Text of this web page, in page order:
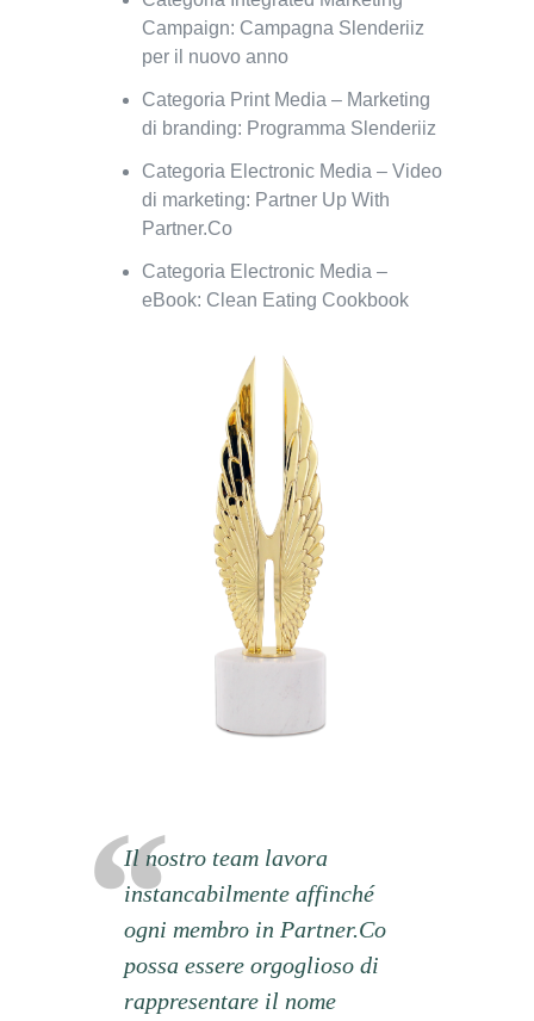
Campaign: Campagna Slenderiiz
per il nuovo anno
Categoria Print Media – Marketing
di branding: Programma Slenderiiz
Categoria Electronic Media – Video
di marketing: Partner Up With
Partner.Co
Categoria Electronic Media –
eBook: Clean Eating Cookbook
Il nostro team lavora
instancabilmente affinché
ogni membro in Partner.Co
possa essere orgoglioso di
rappresentare il nome